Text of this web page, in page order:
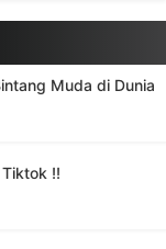
Muda di Dunia
!!